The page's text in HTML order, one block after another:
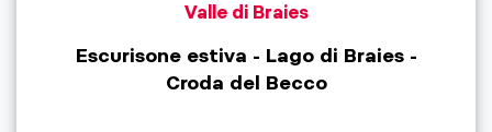
Valle di Braies
Escurisone estiva - Lago di Braies -
Croda del Becco